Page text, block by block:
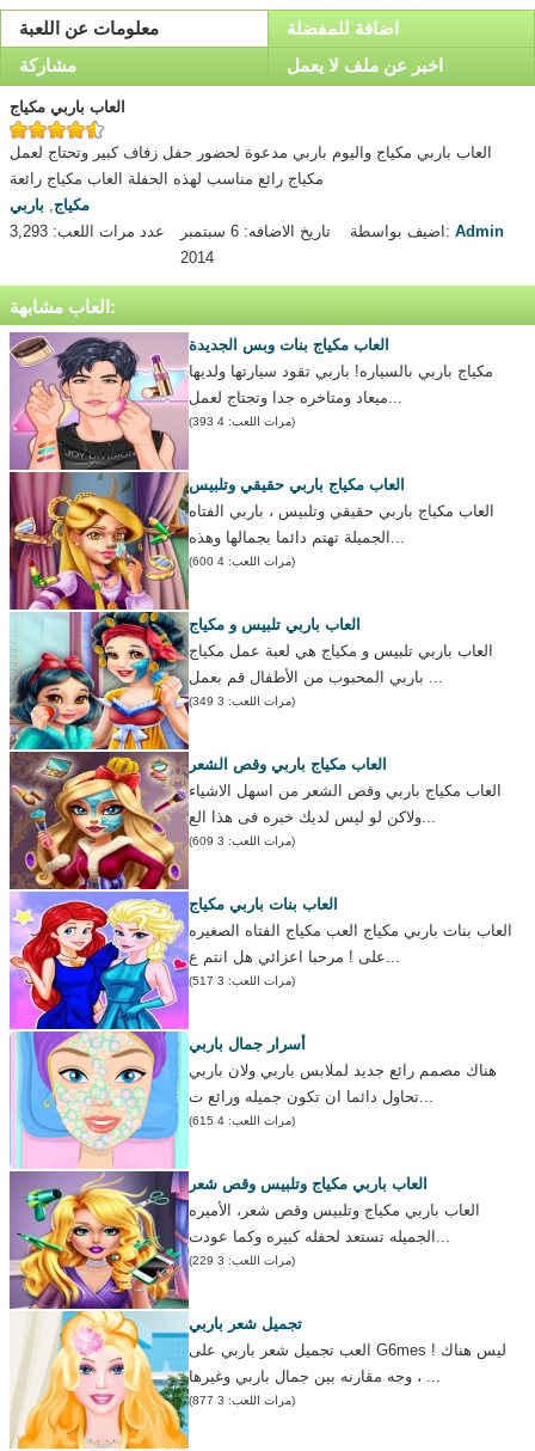
معلومات عن اللعبة
اضافة للمفضلة
مشاركة
اخبر عن ملف لا يعمل
العاب باربي مكياج
العاب باربي مكياج واليوم باربي مدعوة لحضور حفل زفاف كبير وتحتاج لعمل
مكياج رائع مناسب لهذه الحفلة العاب مكياج رائعة
مكياج, باربي
عدد مرات اللعب: 3,293
تاريخ الاضافه: 6 سبتمبر
2014
اضيف بواسطة:Admin
العاب مشابهة:
العاب مكياج بنات وبس الجديدة
مكياج باربي بالسياره! باربي تقود سيارتها ولديها
ميعاد ومتاخره جدا وتجتاج لعمل...
(مرات اللعب: 4 393)
العاب مكياج باربي حقيقي وتلبيس
العاب مكياج باربي حقيقي وتلبيس ، باربي الفتاه
الجميلة تهتم دائما بجمالها وهذه...
(مرات اللعب: 4 600)
العاب باربي تلبيس و مكياج
العاب باربي تلبيس و مكياج هي لعبة عمل مكياج
باربي المحبوب من الأطفال قم بعمل ...
(مرات اللعب: 3 349)
العاب مكياج باربي وقص الشعر
العاب مكياج باربي وقص الشعر من اسهل الاشياء
ولاكن لو ليس لديك خبره فى هذا الع...
(مرات اللعب: 3 609)
العاب بنات باربي مكياج
العاب بنات باربي مكياج العب مكياج الفتاه الصغيره
على ! مرحبا اعزائي هل انتم ع...
(مرات اللعب: 3 517)
أسرار جمال باربي
هناك مصمم رائع جديد لملابس باربي ولان باربي
تحاول دائما ان تكون جميله ورائع ت...
(مرات اللعب: 4 615)
العاب باربي مكياج وتلبيس وقص شعر
العاب باربي مكياج وتلبيس وقص شعر، الأميره
الجميله تستعد لحفله كبيره وكما عودت...
(مرات اللعب: 3 229)
تجميل شعر باربي
العب تجميل شعر باربي على G6mes ! ليس هناك
وجه مقارنه بين جمال باربي وغيرها ، ...
(مرات اللعب: 3 877)